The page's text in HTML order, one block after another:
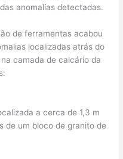
anomalias detectadas.
de ferramentas acabou
localizadas atrás do
camada de calcário da
a cerca de 1,3 m
de um bloco de granito de